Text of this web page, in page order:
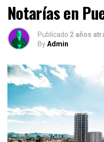
Notarías en
Publicado 2 años
ByAdmin